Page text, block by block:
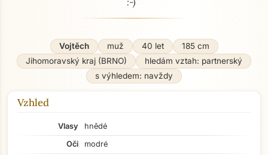
Vojtěch muž 40 let
185 cm
Jihomoravský kraj (BRNO)
hledám vztah: partnerský
s výhledem: navždy
Vzhled
Vlasy
hnědé
Oči
modré